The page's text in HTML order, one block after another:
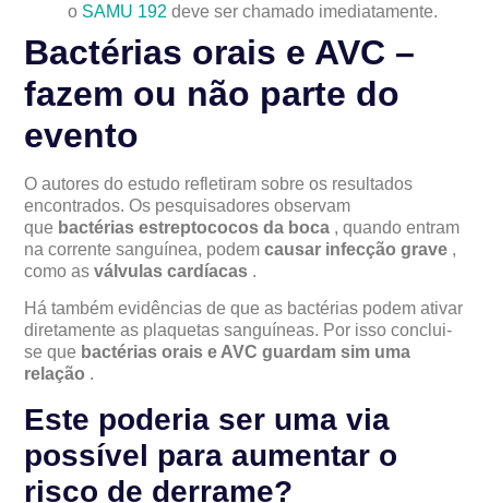
o SAMU 192 deve ser chamado imediatamente.
Bactérias orais e AVC –
fazem ou não parte do
evento
O autores do estudo refletiram sobre os resultados
encontrados. Os pesquisadores observam
que bactérias estreptococos da boca , quando entram
na corrente sanguínea, podemcausar infecção grave ,
como asválvulas cardíacas .
Há também evidências de que as bactérias podem ativar
diretamente as plaquetas sanguíneas. Por isso conclui-
se que bactérias orais e AVC guardam sim uma
relação .
Este poderia ser uma via
possível para aumentar o
risco de derrame?